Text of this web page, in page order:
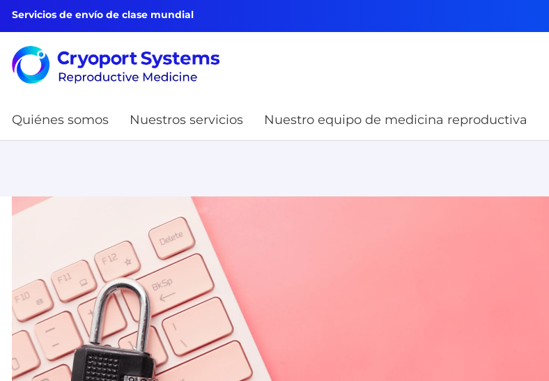
Servicios de envío de clase mundial
Quiénes somos Nuestros servicios Nuestro equipo de medicina reproductiva